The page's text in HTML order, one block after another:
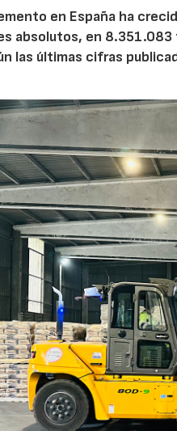
en España ha
absolutos, en
las últimas cifras